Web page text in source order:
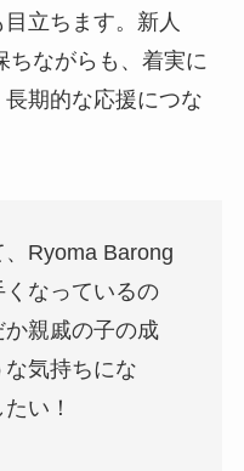
立ちます。新人
ちながらも、着実に
期的な応援につな
Ryoma Barong
なっているの
親戚の子の成
気持ちにな
い！